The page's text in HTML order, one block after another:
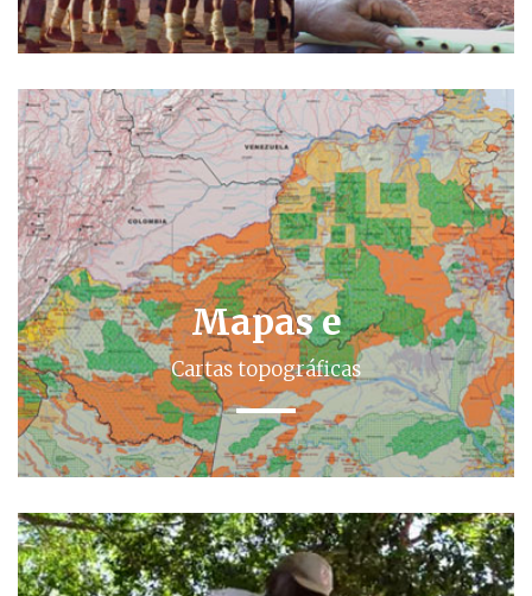
Mapas e
Cartas topográficas